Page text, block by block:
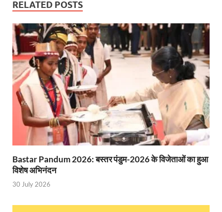
Modern Composite Sleepers: एआई की मदद से ट्रैक
Char Dham Yatra Action Plan: चारधाम यात्रा-
Katra Banihal Special Train: कटरा – बनिहाल के
Aerial Survey: सीएम योगी के निर्देश पर उप मुख्यमंत्री व
Ancient Manuscripts: वैश्विक मंच तक पहुंचेगा भारतीय
Big Blueprint for Bastar: बस्तर के लिए बड़ा ब्लूप्रिंट:
Bhartendu Natya Akadami: मुख्यमंत्री ने देखी ‘आनंद
Women E Rickshaw Pilots: यूपी में तैयार हो रही
Mann Ki Baat: प्रधानमंत्री नरेंद्र मोदी ने देशवासियों को
UP Anganwadi: मुख्यमंत्री योगी आदित्यनाथ को
RELATED POSTS
Bastar Pandum 2026: बस्तर पंडुम-2026 के विजेताओं का हुआ
विशेष अभिनंदन
30 July 2026